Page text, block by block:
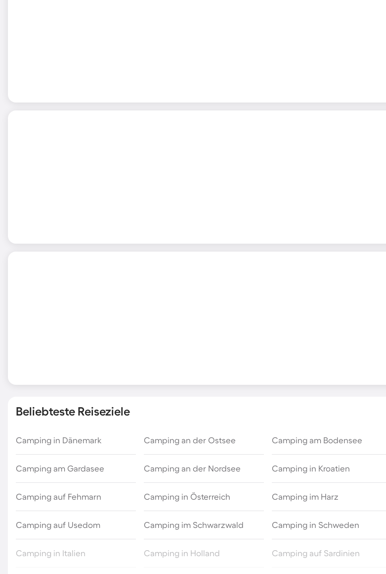
Beliebteste Reiseziele
Camping in Dänemark Camping an der Ostsee Camping am Bodensee
Camping am Gardasee Camping an der Nordsee Camping in Kroatien
Camping auf Fehmarn Camping in Österreich Camping im Harz
Camping auf Usedom Camping im Schwarzwald Camping in Schweden
Camping in Italien Camping in Holland Camping auf Sardinien